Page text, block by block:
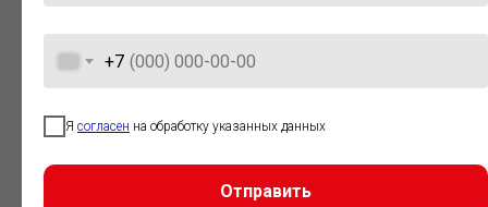
+7
Я согласен на обработку указанных данных
Отправить